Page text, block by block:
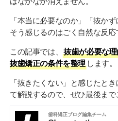
「本当に必要なのか」「抜か
そう感じるのはごく自然な反応
この記事では、
抜歯が必要な
抜歯矯正の条件を整理 します。
「抜きたくない」と感じたと
て解説するので、ぜひ最後まで
歯科矯正ブログ編集チーム